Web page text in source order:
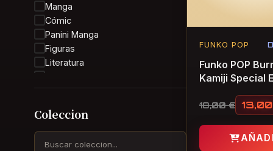
Manga
Cómic
Panini Manga
Figuras
Literatura
Kentaro Miura
Anime
manga de terror
Panini Comics
Coleccion
FUNKO POP
Funko POP
Kamiji Special
Academia
18,00€
El precio
13,00
El precio